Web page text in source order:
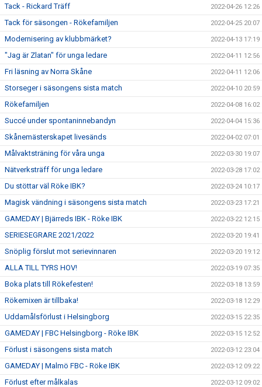
Tack - Rickard Träff 2022-04-26 12:26
Tack för säsongen - Rökefamiljen 2022-04-25 20:07
Modernisering av klubbmärket? 2022-04-13 17:19
"Jag är Zlatan" för unga ledare 2022-04-11 12:56
Fri läsning av Norra Skåne 2022-04-11 12:06
Storseger i säsongens sista match 2022-04-10 20:59
Rökefamiljen 2022-04-08 16:02
Succé under spontaninnebandyn 2022-04-04 15:36
Skånemästerskapet livesänds 2022-04-02 07:01
Målvaktsträning för våra unga 2022-03-30 19:07
Nätverksträff för unga ledare 2022-03-28 17:02
Du stöttar väl Röke IBK? 2022-03-24 10:17
Magisk vändning i säsongens sista match 2022-03-23 17:21
GAMEDAY | Bjärreds IBK - Röke IBK 2022-03-22 12:15
SERIESEGRARE 2021/2022 2022-03-20 19:41
Snöplig förslut mot serievinnaren 2022-03-20 19:12
ALLA TILL TYRS HOV! 2022-03-19 07:35
Boka plats till Rökefesten! 2022-03-18 13:59
Rökemixen är tillbaka! 2022-03-18 12:29
Uddamålsförlust i Helsingborg 2022-03-15 22:35
GAMEDAY | FBC Helsingborg - Röke IBK 2022-03-15 12:52
Förlust i säsongens sista match 2022-03-12 23:04
GAMEDAY | Malmö FBC - Röke IBK 2022-03-12 09:22
Förlust efter målkalas 2022-03-12 09:02